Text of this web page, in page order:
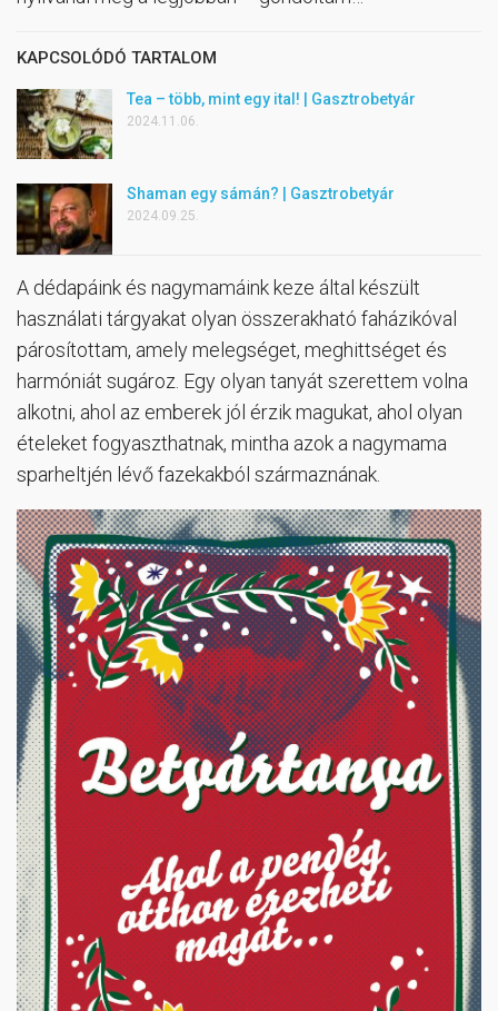
KAPCSOLÓDÓ TARTALOM
Tea – több, mint egy ital! | Gasztrobetyár
2024.11.06.
Shaman egy sámán? | Gasztrobetyár
2024.09.25.
A dédapáink és nagymamáink keze által készült
használati tárgyakat olyan összerakható faházikóval
párosítottam, amely melegséget, meghittséget és
harmóniát sugároz. Egy olyan tanyát szerettem volna
alkotni, ahol az emberek jól érzik magukat, ahol olyan
ételeket fogyaszthatnak, mintha azok a nagymama
sparheltjén lévő fazekakból származnának.